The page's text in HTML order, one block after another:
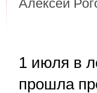
Алексей
1 июля в
прошла